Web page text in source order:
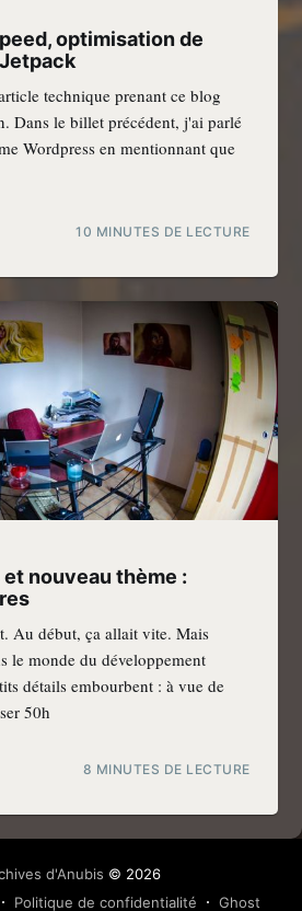
optimisation de
technique prenant ce blog
Dans le billet précédent, j'ai parlé
Wordpress en mentionnant que
10 MINUTES DE LECTURE
nouveau thème :
Au début, ça allait vite. Mais
le monde du développement
détails embourbent : à vue de
50h
8 MINUTES DE LECTURE
d'Anubis © 2026
Politique de confidentialité Ghost